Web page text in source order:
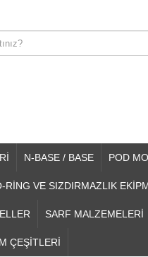
N-BASE / BASE POD
RİNG VE SIZDIRMAZLIK
SARF MALZEMELERİ
ÇEŞİTLERİ